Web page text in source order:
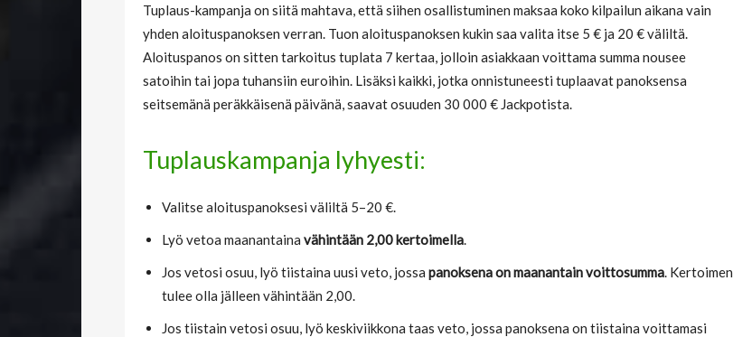
Tuplaus-kampanja on siitä mahtava, että siihen osallistuminen maksaa koko kilpailun aikana vain
yhden aloituspanoksen verran. Tuon aloituspanoksen kukin saa valita itse 5 € ja 20 € väliltä.
Aloituspanos on sitten tarkoitus tuplata 7 kertaa, jolloin asiakkaan voittama summa nousee
satoihin tai jopa tuhansiin euroihin. Lisäksi kaikki, jotka onnistuneesti tuplaavat panoksensa
seitsemänä peräkkäisenä päivänä, saavat osuuden 30 000 € Jackpotista.
Tuplauskampanja lyhyesti:
Valitse aloituspanoksesi väliltä 5–20 €.
Lyö vetoa maanantaina vähintään 2,00 kertoimella.
Jos vetosi osuu, lyö tiistaina uusi veto, jossa panoksena on maanantain voittosumma. Kertoimen
tulee olla jälleen vähintään 2,00.
Jos tiistain vetosi osuu, lyö keskiviikkona taas veto, jossa panoksena on tiistaina voittamasi